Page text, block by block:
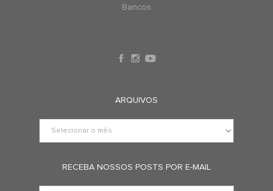
Bancos
ARQUIVOS
RECEBA NOSSOS POSTS POR E-MAIL